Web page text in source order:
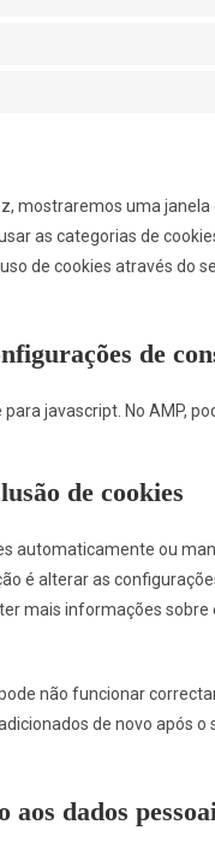
mostraremos uma
as categorias de
de cookies através do
de
javascript. No AMP,
de cookies
automaticamente ou
é alterar as
mais informações
não funcionar
de novo após
aos dados